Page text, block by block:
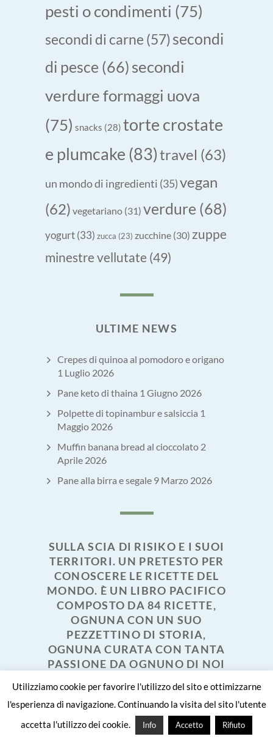
pesti o condimenti (75)
secondi di carne (57)secondi
di pesce (66) secondi
verdure formaggi uova
(75) snacks (28) torte crostate
e plumcake (83)travel (63)
un mondo di ingredienti (35)vegan
(62) vegetariano (31) verdure (68)
yogurt(33) zucca (23) zucchine (30) zuppe
minestre vellutate (49)
ULTIME NEWS
Crepes di quinoa al pomodoro e origano
1 Luglio 2026
Pane keto di thaina 1 Giugno 2026
Polpette di topinambur e salsiccia 1
Maggio 2026
Muffin banana bread al cioccolato 2
Aprile 2026
Pane alla birra e segale 9 Marzo 2026
SULLA SCIA DI RISIKO E I SUOI
TERRITORI. UN PRETESTO PER
CONOSCERE LE RICETTE DEL
MONDO. È UN LIBRO PACIFICO
COMPOSTO DA 84 RICETTE,
OGNUNA CON UN SUO
PEZZETTINO DI STORIA,
OGNUNA CURATA CON TANTA
PASSIONE DA OGNUNO DI NOI
UNICO E IMPERDIBILE. DEL
RESTO, CHI NON “RISIKA” NON
ROSI- CA! I MIEI TERRITORI E
RELATIVE RICETTE VI
Utilizziamo cookie per favorire l'utilizzo del sito e ottimizzarne
l'esperienza di navigazione. Continuando la visita del sito l'utente
accetta l'utilizzo dei cookie.
Info Accetto Rifiuto